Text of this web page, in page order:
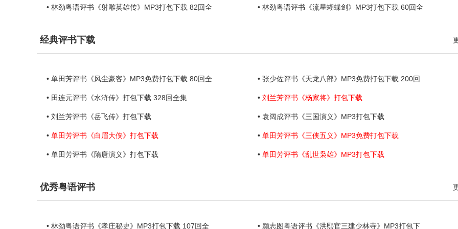
• 林劲粤语评书《射雕英雄传》MP3打包下载 82回全 • 林劲粤语评书《流星蝴蝶剑》MP3打包下载 60回全
经典评书下载
• 单田芳评书《风尘豪客》MP3免费打包下载 80回全 • 张少佐评书《天龙八部》MP3免费打包下载 200回
• 田连元评书《水浒传》打包下载 328回全集 • 刘兰芳评书《杨家将》打包下载
• 刘兰芳评书《岳飞传》打包下载 • 袁阔成评书《三国演义》MP3打包下载
• 单田芳评书《白眉大侠》打包下载 • 单田芳评书《三侠五义》MP3免费打包下载
• 单田芳评书《隋唐演义》打包下载 • 单田芳评书《乱世枭雄》MP3打包下载
优秀粤语评书
• 林劲粤语评书《孝庄秘史》MP3打包下载 107回全 • 颜志图粤语评书《洪熙官三建少林寺》MP3打包下